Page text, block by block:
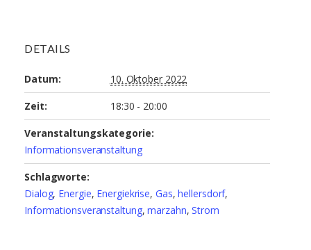
DETAILS
Datum: 10. Oktober 2022
Zeit: 18:30 - 20:00
Veranstaltungskategorie:
Informationsveranstaltung
Schlagworte:
Dialog, Energie, Energiekrise, Gas,hellersdorf,
Informationsveranstaltung,marzahn,Strom